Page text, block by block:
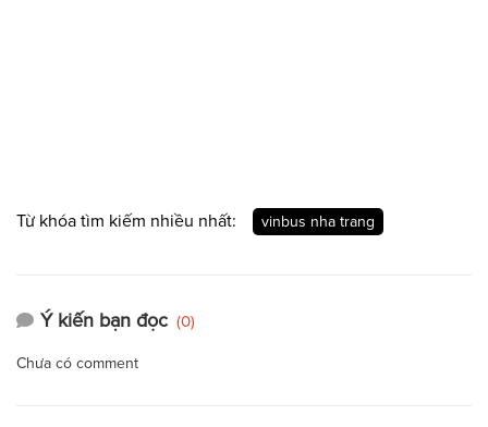
Từ khóa tìm kiếm nhiều nhất: vinbus nha trang
Ý kiến bạn đọc (0)
Chưa có comment